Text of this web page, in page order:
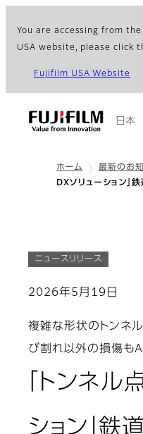
You are accessing from
USA website, please click
Fujifilm USA Website
日本
ホーム 最新のお
DXソリューション」
ニュースリリース
2026年5月19日
複雑な形状のトンネ
び割れ以外の損傷も
「トンネ
ション」鉄